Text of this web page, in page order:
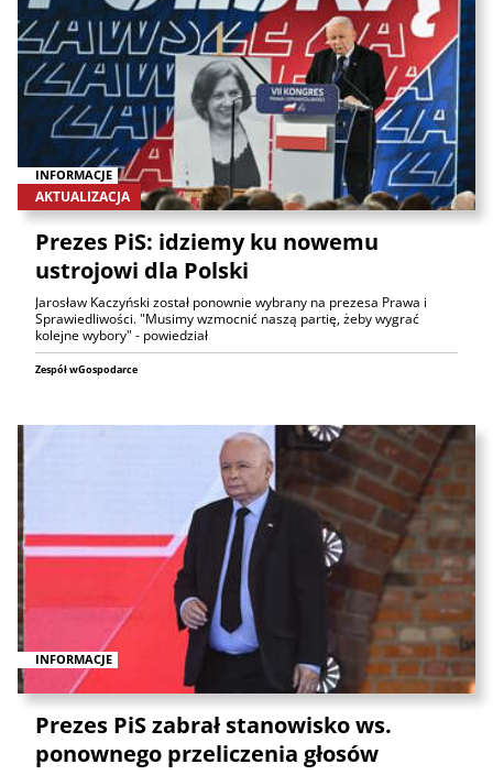
INFORMACJE
AKTUALIZACJA
Prezes PiS: idziemy ku nowemu
ustrojowi dla Polski
Jarosław Kaczyński został ponownie wybrany na prezesa Prawa i
Sprawiedliwości. "Musimy wzmocnić naszą partię, żeby wygrać
kolejne wybory" - powiedział
Zespół wGospodarce
INFORMACJE
Prezes PiS zabrał stanowisko ws.
ponownego przeliczenia głosów